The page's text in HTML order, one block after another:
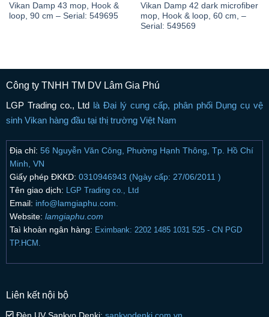
Vikan Damp 43 mop, Hook &
loop, 90 cm – Serial: 549695
Vikan Damp 42 dark microfiber
mop, Hook & loop, 60 cm, –
Serial: 549569
Công ty TNHH TM DV Lâm Gia Phú
LGP Trading co., Ltd là Đại lý cung cấp, phân phối Dụng cụ vệ
sinh Vikan hàng đầu tại thị trường Việt Nam
Địa chỉ: 56 Nguyễn Văn Công, Phường Hạnh Thông, Tp. Hồ Chí
Minh, VN
Giấy phép ĐKKD: 0310946943 (Ngày cấp: 27/06/2011 )
Tên giao dịch: LGP Trading co., Ltd
Email: info@lamgiaphu.com.
Website: lamgiaphu.com
Taì khoản ngân hàng: Eximbank: 2202 1485 1031 525 - CN PGD
TP.HCM.
Liên kết nội bộ